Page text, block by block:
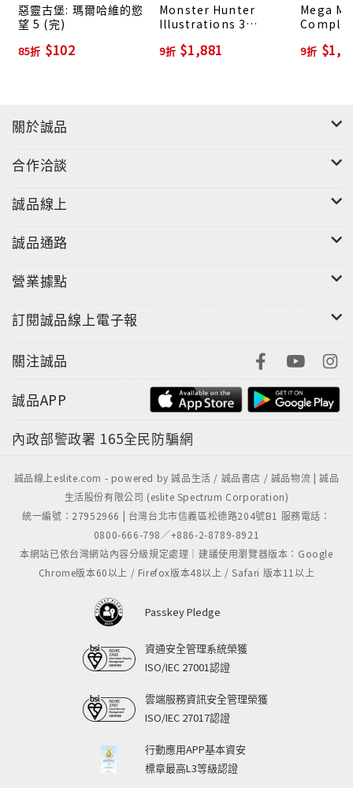
惡靈古堡: 瑪爾哈維的慾
望 5 (完)
85折 $102
Monster Hunter
Illustrations 3
9折 $1,881
Mega
9折
關於誠品
合作洽談
誠品線上
誠品通路
營業據點
訂閱誠品線上電子報
關注誠品
誠品APP
內政部警政署 165全民防騙網
誠品線上eslite.com - powered by 誠品生活 / 誠品書店 / 誠品物流 | 誠品
生活股份有限公司 (eslite Spectrum Corporation)
統一編號：27952966 | 台灣台北市信義區松德路204號B1 服務電話：
0800-666-798／+886-2-8789-8921
本網站已依台灣網站內容分級規定處理｜建議使用瀏覽器版本：Google
Chrome版本60以上 / Firefox版本48以上 / Safari 版本11以上
Passkey Pledge
資通安全管理系統榮獲
ISO/IEC 27001認證
雲端服務資訊安全管理榮獲
ISO/IEC 27017認證
行動應用APP基本資安
標章最高L3等級認證